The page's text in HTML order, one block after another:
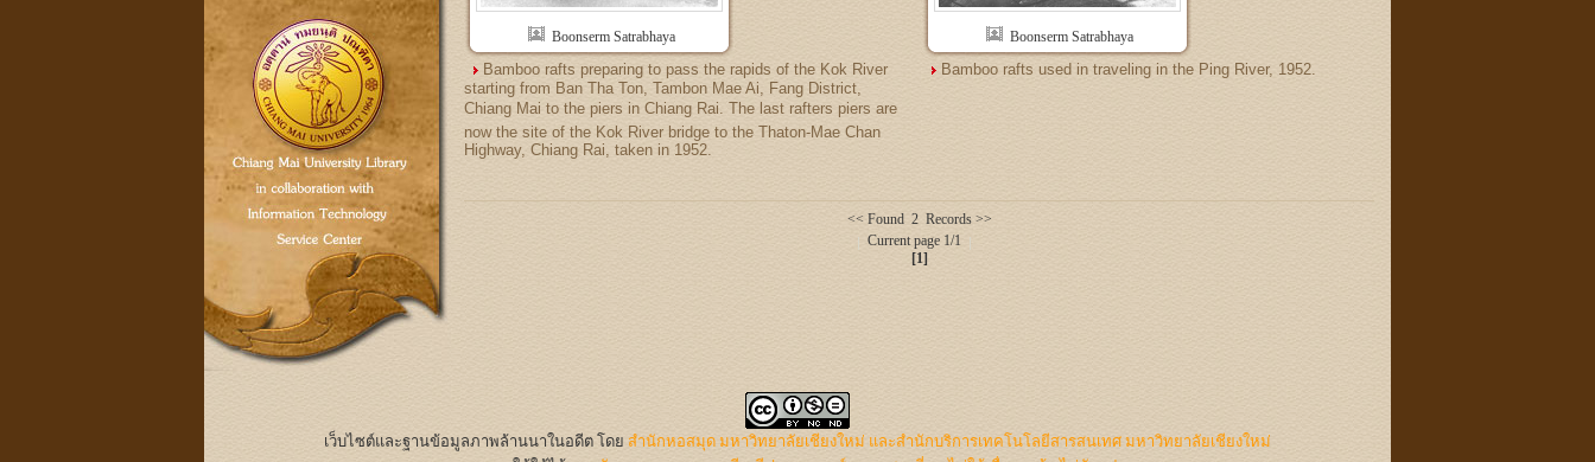
Boonserm Satrabhaya
Bamboo rafts preparing to pass the rapids of the Kok River
starting from Ban Tha Ton, Tambon Mae Ai, Fang District,
Chiang Mai to the piers in Chiang Rai. The last rafters piers are
now the site of the Kok River bridge to the Thaton-Mae Chan
Highway, Chiang Rai, taken in 1952.
Boonserm Satrabhaya
Bamboo rafts used in traveling in the Ping River, 1952.
<< Found 2 Records >>
Current page 1/1
[1]
เว็บไซต์และฐานข้อมูลภาพล้านนาในอดีต โดย สำนักหอสมุด มหาวิทยาลัยเชียงใหม่ และสำนักบริการเทคโนโลยีสารสนเทศ มหาวิทยาลัยเชียงใหม่